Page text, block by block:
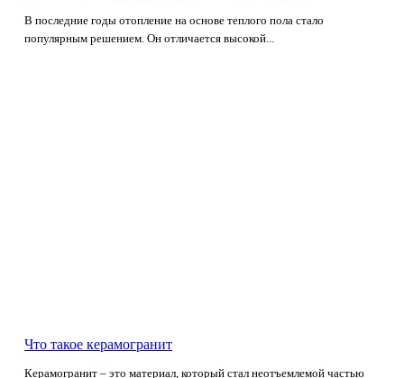
В последние годы отопление на основе теплого пола стало
популярным решением. Он отличается высокой...
Что такое керамогранит
Керамогранит – это материал, который стал неотъемлемой частью